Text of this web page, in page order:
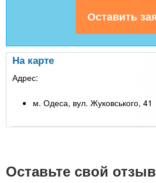
На карте
Адрес:
м. Одеса, вул. Жуковського, 41
Оставьте свой отзыв